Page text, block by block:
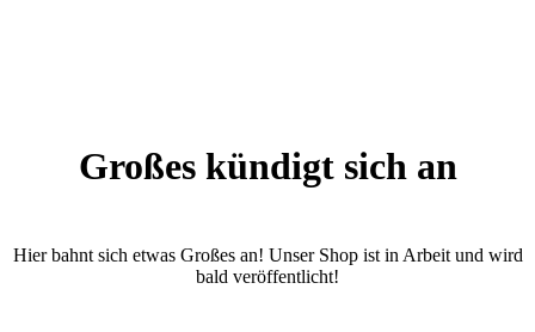
Großes kündigt sich an
Hier bahnt sich etwas Großes an! Unser Shop ist in Arbeit und wird
bald veröffentlicht!